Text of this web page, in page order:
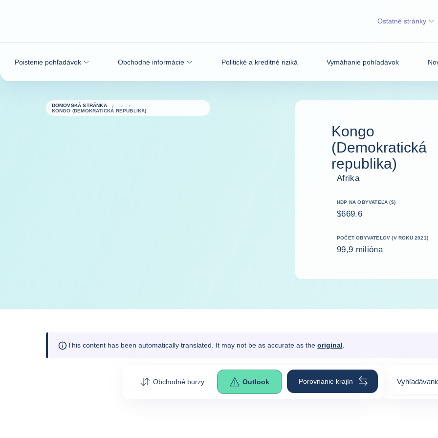
Poistenie pohľadávok Obchodné informácie Politické a kreditné riziká Vymáhanie pohľadávok
Ostatné stránky
DOMOVSKÁ STRÁNKA
KONGO (DEMOKRATICKÁ REPUBLIKA)
Kongo
(Demokratická
republika)
Afrika
HDP NA OBYVATEĽA ($)
$669.6
POČET OBYVATEĽOV (V ROKU 2021)
99,9 milióna
This content has been automatically translated. It may not be as accurate as the original
Obchodné burzy Outlook Porovnanie krajín